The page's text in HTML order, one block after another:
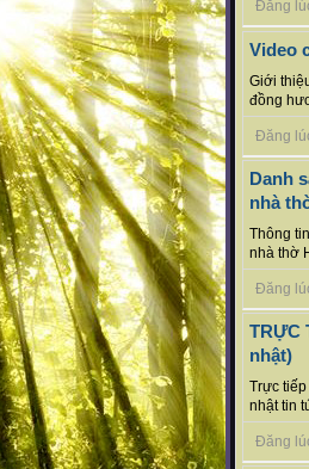
Đăng
Video
Giới
đồng
Đăng
Danh
nhà
Thông
nhà thờ
Đăng
TRỰC
nhật)
Trực
nhật tin
Đăng